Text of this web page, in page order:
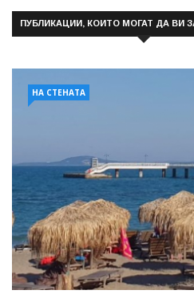
ПУБЛИКАЦИИ, КОИТО МОГАТ ДА ВИ
НА СТЕНАТА